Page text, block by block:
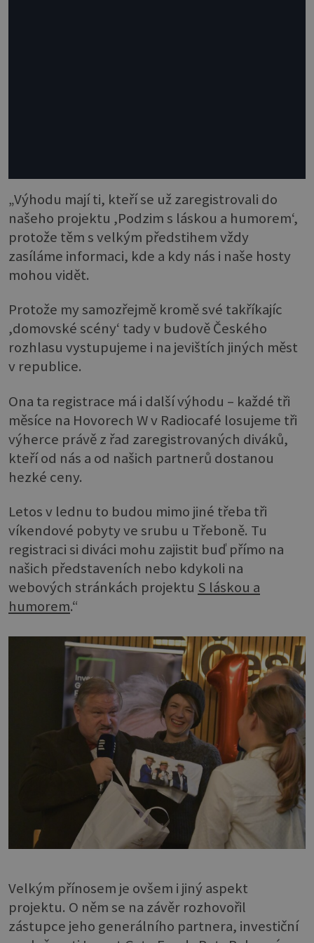
„Výhodu mají ti, kteří se už zaregistrovali do
našeho projektu ,Podzim s láskou a humorem‘,
protože těm s velkým předstihem vždy
zasíláme informaci, kde a kdy nás i naše hosty
mohou vidět.
Protože my samozřejmě kromě své takříkajíc
,domovské scény‘ tady v budově Českého
rozhlasu vystupujeme i na jevištích jiných měst
v republice.
Ona ta registrace má i další výhodu – každé tři
měsíce na Hovorech W v Radiocafé losujeme tři
výherce právě z řad zaregistrovaných diváků,
kteří od nás a od našich partnerů dostanou
hezké ceny.
Letos v lednu to budou mimo jiné třeba tři
víkendové pobyty ve srubu u Třeboně. Tu
registraci si diváci mohu zajistit buď přímo na
našich představeních nebo kdykoli na
webových stránkách projektu S láskou a
humorem.“
Velkým přínosem je ovšem i jiný aspekt
projektu. O něm se na závěr rozhovořil
zástupce jeho generálního partnera, investiční